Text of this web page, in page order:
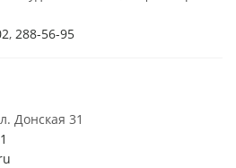
, 288-56-95
Донская 31